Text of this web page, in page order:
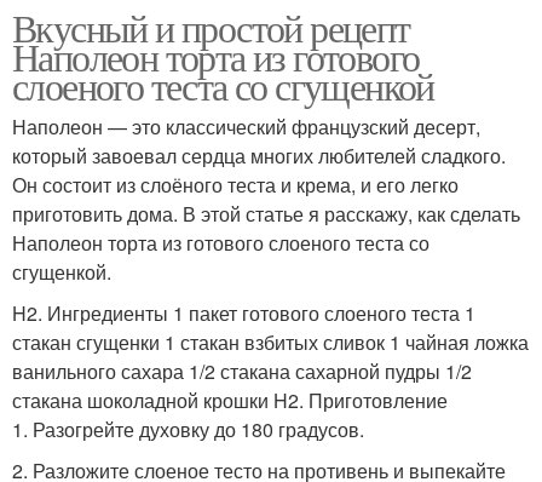
Вкусный и простой рецепт
Наполеон торта из готового
слоеного теста со сгущенкой
Наполеон — это классический французский десерт,
который завоевал сердца многих любителей сладкого.
Он состоит из слоёного теста и крема, и его легко
приготовить дома. В этой статье я расскажу, как сделать
Наполеон торта из готового слоеного теста со
сгущенкой.
H2. Ингредиенты 1 пакет готового слоеного теста 1
стакан сгущенки 1 стакан взбитых сливок 1 чайная ложка
ванильного сахара 1/2 стакана сахарной пудры 1/2
стакана шоколадной крошки H2. Приготовление
1. Разогрейте духовку до 180 градусов.
2. Разложите слоеное тесто на противень и выпекайте